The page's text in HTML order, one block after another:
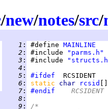
/new/notes/src/
   1
: #define MAINLINE
   2
: #include
"parms.h"
   3
: #include
   4
:
   5
: #ifdef
   6
: static char rcsid
   7
: #endif
	RCSIDENT
   8
:
   9
:
/*